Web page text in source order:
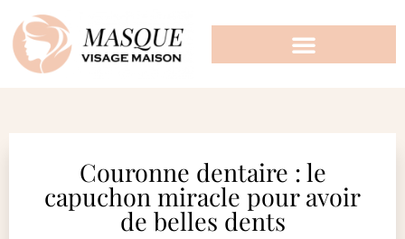
Couronne dentaire : le
capuchon miracle pour avoir
de belles dents